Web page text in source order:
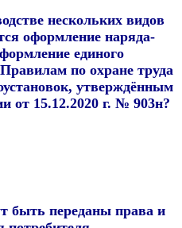
нескольких видов
оформление наряда-
единого
по охране труда
утверждённым
от 15.12.2020 г. № 903н?
быть переданы права и